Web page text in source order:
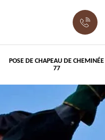
POSE DE CHAPEAU DE CHEMINÉE
77